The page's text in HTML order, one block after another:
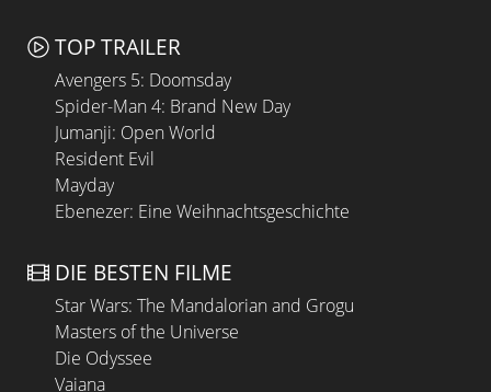
TOP TRAILER
Avengers 5: Doomsday
Spider-Man 4: Brand New Day
Jumanji: Open World
Resident Evil
Mayday
Ebenezer: Eine Weihnachtsgeschichte
DIE BESTEN FILME
Star Wars: The Mandalorian and Grogu
Masters of the Universe
Die Odyssee
Vaiana